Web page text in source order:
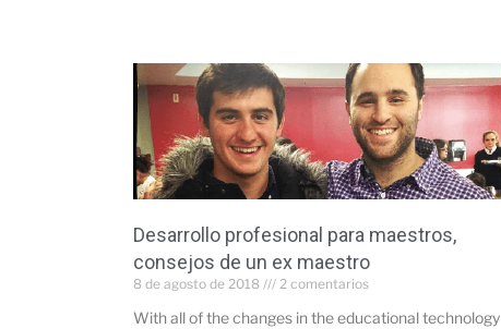
Desarrollo profesional para maestros,
consejos de un ex maestro
8 de agosto de 2018 2 comentarios
With all of the changes in the educational technology